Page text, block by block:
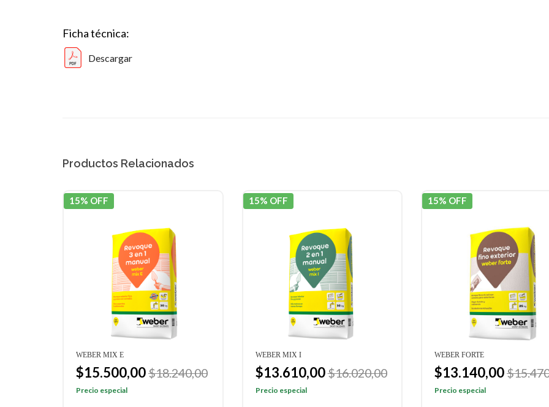
Ficha técnica:
Descargar
Productos Relacionados
15% OFF
WEBER MIX E
$15.500,00$18.240,00
Precio especial
15% OFF
WEBER MIX I
$13.610,00$16.020,00
Precio especial
15% OFF
WEBER FORTE
$13.140,00
Precio especial